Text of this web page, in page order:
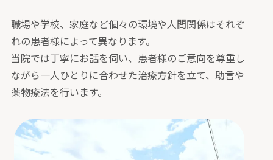
職場や学校、家庭など個々の環境や人間関係はそれぞ
れの患者様によって異なります。
当院では丁寧にお話を伺い、患者様のご意向を尊重し
ながら一人ひとりに合わせた治療方針を立て、助言や
薬物療法を行います。